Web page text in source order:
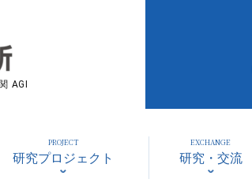
AGI
PROJECT
研究プロジェクト
EXCHANGE
研究・交流